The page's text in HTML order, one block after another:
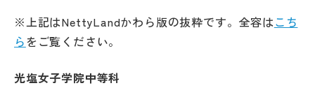
※上記はNettyLandかわら版の抜粋です。全容はこち
ら をご覧ください。
光塩女子学院中等科